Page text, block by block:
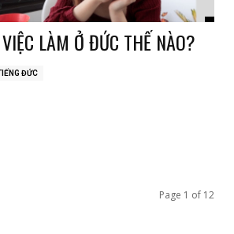
LÀM Ở ĐỨC THẾ NÀO?
ĐỨC
Page 1 of 12